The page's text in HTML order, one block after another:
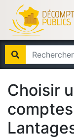
Choisir